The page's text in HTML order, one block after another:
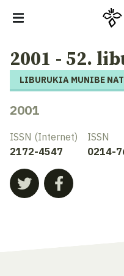
2001 - 52.
LIBURUKIA MUNIBE
2001
ISSN (Internet)
2172-4547
ISSN
0214-